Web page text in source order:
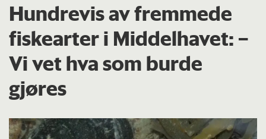
Hundrevis av fremmede
fiskearter i Middelhavet: –
Vi vet hva som burde
gjøres